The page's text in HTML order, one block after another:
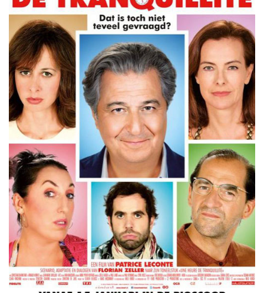
Oorlogsfilm
Romantische komedie
Thriller